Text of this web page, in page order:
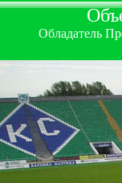
Обладатель